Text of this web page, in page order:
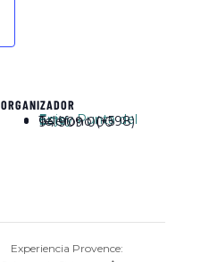
ORGANIZADOR
Enjoy Punta del Este
Teléfono
(+598) 94 909 000
Experiencia Provence: